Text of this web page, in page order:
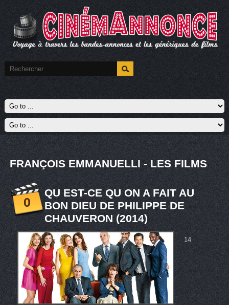
FRANÇOIS EMMANUELLI - LES FILMS
0
QU EST-CE QU ON A FAIT AU
BON DIEU DE PHILIPPE DE
CHAUVERON (2014)
14